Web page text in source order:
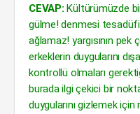
CEVAP: Kültürümüzde
gülme! denmesi
ağlamaz! yargısının
erkeklerin duygularını
kontrollü olmaları
burada ilgi çekici bir
duygularını gizlemek